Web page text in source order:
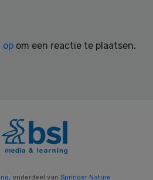
op om een reactie te plaatsen.
, onderdeel van Springer Nature